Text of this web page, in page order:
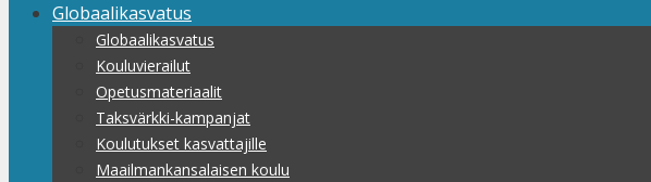
Globaalikasvatus
Globaalikasvatus
Kouluvierailut
Opetusmateriaalit
Taksvärkki-kampanjat
Koulutukset kasvattajille
Maailmankansalaisen koulu